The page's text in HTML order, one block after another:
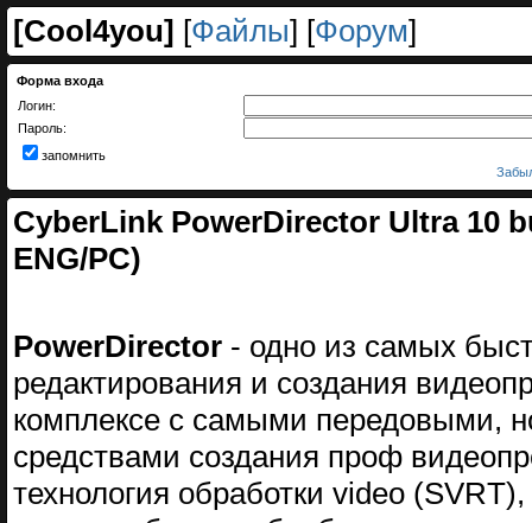
[Cool4you] [Файлы] [Форум]
Форма входа
Логин:
Пароль:
запомнить
CyberLink PowerDirector Ultra 10
ENG/PC)
PowerDirector - одно из самых
редактирования и создания
комплексе с самыми передовыми,
средствами создания проф
технология обработки video